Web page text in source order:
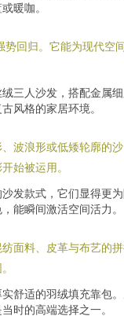
暖咖。
势回归。它能为现代空
三人沙发，搭配金属
风格的家居环境。
波浪形或低矮轮廓的沙
始被运用。
发款式，它们显得更
能瞬间激活空间活力。
面料、皮革与布艺的
舒适的羽绒填充靠包
时的高端选择之一。